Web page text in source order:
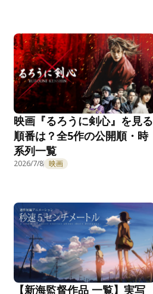
映画『るろうに剣心』を見る
順番は？全5作の公開順・時
系列一覧
2026/7/8 映画
【新海監督作品 一覧】実写